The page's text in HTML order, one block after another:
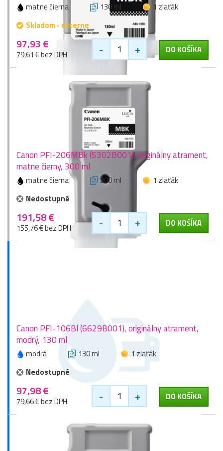
matne čierna 130 ml
1 zlaťák
Skladom - externe
97,93 €
79,61 € bez DPH - + DO KOŠÍKA
Canon PFI-206MBk (5302B001), originálny atrament,
matne čierny, 300 ml
matne čierna 300 ml
1 zlaťák
Nedostupné
191,58 €
155,76 € bez DPH - + DO KOŠÍKA
Canon PFI-106Bl (6629B001), originálny atrament,
modrý, 130 ml
modrá 130 ml
1 zlaťák
Nedostupné
97,98 €
79,66 € bez DPH - + DO KOŠÍKA